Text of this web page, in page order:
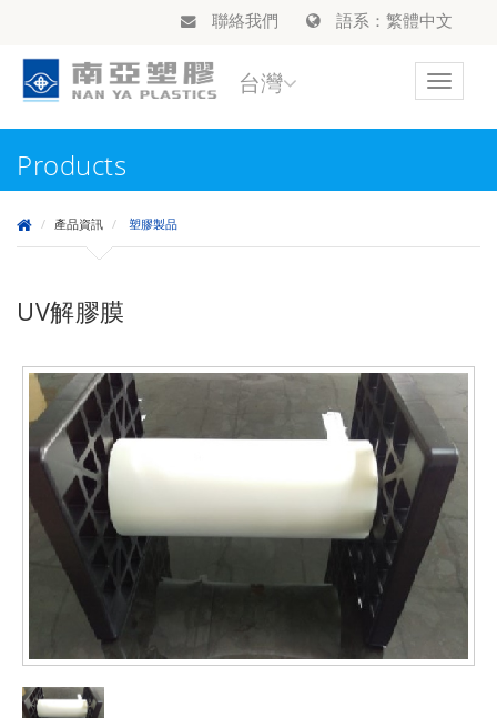
聯絡我們 語系：繁體中文
Toggle
台灣
Products
產品資訊 塑膠製品
UV解膠膜